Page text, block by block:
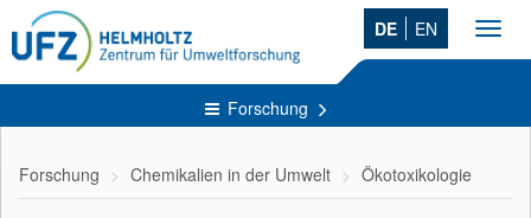
DE EN
Forschung
Forschung Chemikalien in der Umwelt Ökotoxikologie